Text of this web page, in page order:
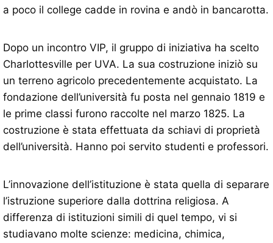
a poco il college cadde in rovina e andò in bancarotta.
Dopo un incontro VIP, il gruppo di iniziativa ha scelto
Charlottesville per UVA. La sua costruzione iniziò su
un terreno agricolo precedentemente acquistato. La
fondazione dell’università fu posta nel gennaio 1819 e
le prime classi furono raccolte nel marzo 1825. La
costruzione è stata effettuata da schiavi di proprietà
dell’università. Hanno poi servito studenti e professori.
L’innovazione dell’istituzione è stata quella di separare
l’istruzione superiore dalla dottrina religiosa. A
differenza di istituzioni simili di quel tempo, vi si
studiavano molte scienze: medicina, chimica,